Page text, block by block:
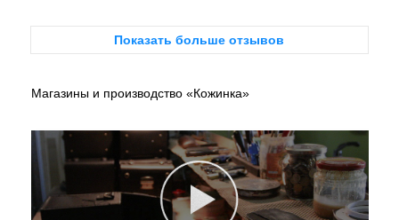
Показать больше отзывов
Магазины и производство «Кожинка»